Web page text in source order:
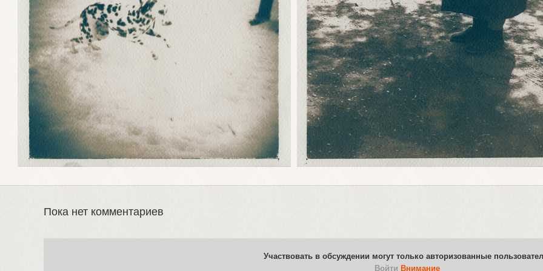
Пока нет комментариев
Участвовать в обсуждении могут только авторизованные
Войти Внимание